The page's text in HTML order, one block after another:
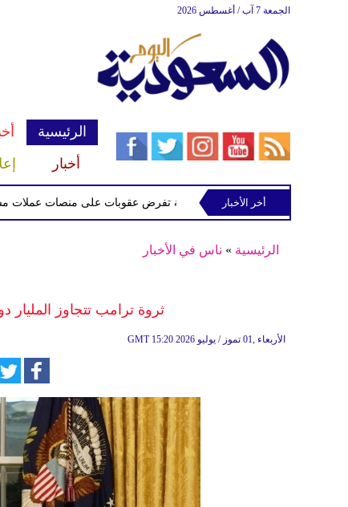
الجمعة 7 آب / أغسطس 2026
الرئيسية
أخبار
الخزانة الأميركية تفرض عقوبات على منصات عملات مشفرة
أخر الأخبار
الرئيسية » ناس في الأخبار
ثروة ترامب تتجاوز المليار
GMT 15:20 2026 الأربعاء ,01 تموز / يوليو